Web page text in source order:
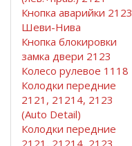
Кнопка аварийки 2123
Шеви-Нива
Кнопка блокировки
замка двери 2123
Колесо рулевое 1118
Колодки передние
2121, 21214, 2123
(Auto Detail)
Колодки передние
2121, 21214, 2123